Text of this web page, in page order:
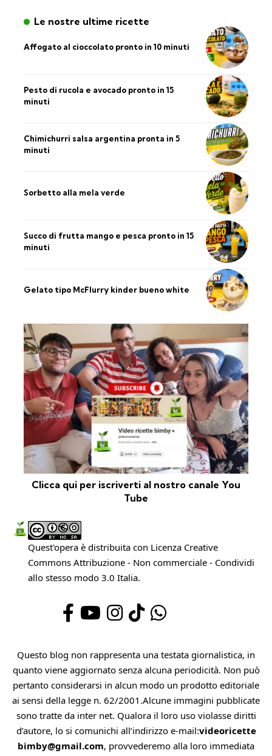
Le nostre ultime ricette
Affogato al cioccolato pronto in 10 minuti
Pesto di rucola e avocado pronto in 15
minuti
Chimichurri salsa argentina pronta in 5
minuti
Sorbetto alla mela verde
Succo di frutta mango e pesca pronto in 15
minuti
Gelato tipo McFlurry kinder bueno white
Clicca qui per iscriverti al nostro canale You
Tube
Quest'opera è distribuita con Licenza Creative
Commons Attribuzione - Non commerciale - Condividi
allo stesso modo 3.0 Italia.
Questo blog non rappresenta una testata giornalistica, in
quanto viene aggiornato senza alcuna periodicità. Non può
pertanto considerarsi in alcun modo un prodotto editoriale
ai sensi della legge n. 62/2001.Alcune immagini pubblicate
sono tratte da inter net. Qualora il loro uso violasse diritti
d’autore, lo si comunichi all’indirizzo e-mail:videoricette
bimby@gmail.com, provvederemo alla loro immediata